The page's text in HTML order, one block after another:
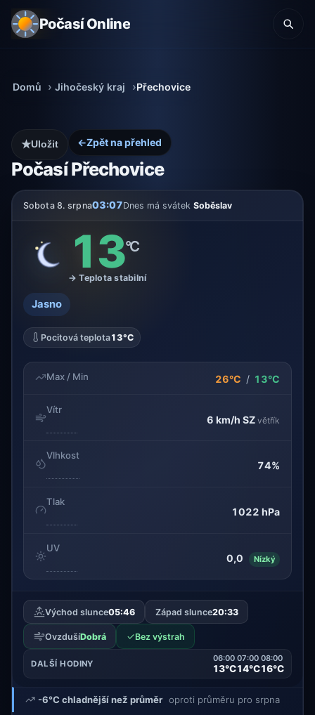
Počasí Online
Domů Jihočeský kraj Přechovice
←Zpět na přehled
Počasí Přechovice
★Uložit
Sobota 8. srpna03:07Dnes má svátek Soběslav
13°C
→ Teplota stabilní
Jasno
Pocitová teplota13°C
Max / Min 26°C / 13°C
Vítr
6 km/h SZ větřík
Vlhkost
74%
Tlak
1022 hPa
UV
0,0 Nízký
Východ slunce05:46 Západ slunce20:33
OvzdušíDobrá ✓Bez výstrah
DALŠÍ HODINY
06:00
13°C
07:00
14°C
08:00
16°C
-6°C chladnější než průměr oproti průměru pro srpna